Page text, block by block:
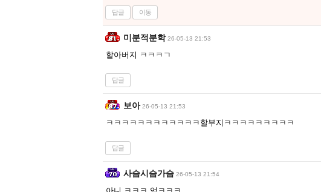
답글 이동
미분적분학 26-05-13 21:53
할아버지 ㅋㅋㅋㄱ
답글
보아 26-05-13 21:53
ㅋㅋㅋㅋㅋㅋㅋㅋㅋㅋㅋㅋ할부지ㅋㅋㅋㅋㅋㅋㅋㅋㅋ
답글
사슴시슴가슴 26-05-13 21:54